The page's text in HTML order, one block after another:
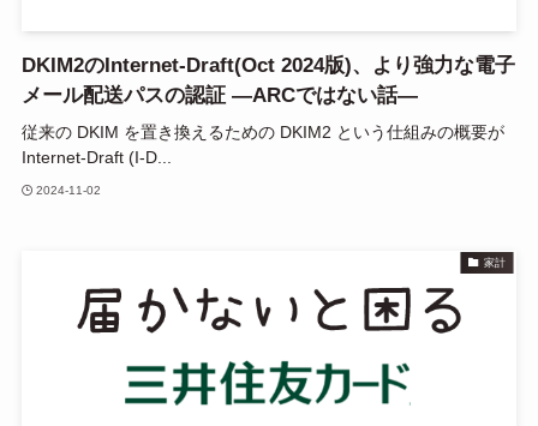
DKIM2のInternet-Draft(Oct 2024版)、より強力な電子
メール配送パスの認証 ―ARCではない話―
従来の DKIM を置き換えるための DKIM2 という仕組みの概要が
Internet-Draft (I-D...
2024-11-02
家計